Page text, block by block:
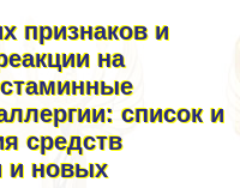
признаков и
на
список и
средств
и новых